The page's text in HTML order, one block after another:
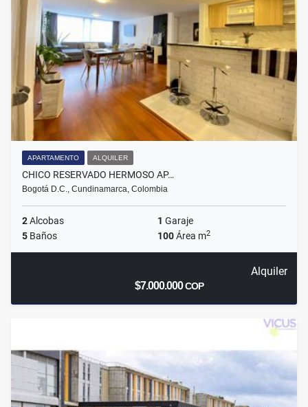
APARTAMENTO ALQUILER
CHICO RESERVADO HERMOSO AP…
Bogotá D.C., Cundinamarca, Colombia
2Alcobas 1 Garaje
5 Baños 100Área m2
Alquiler
$7.000.000COP